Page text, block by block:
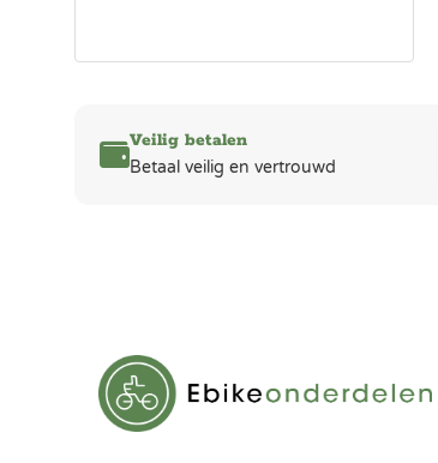
Veilig betalen
Betaal veilig en vertrouwd